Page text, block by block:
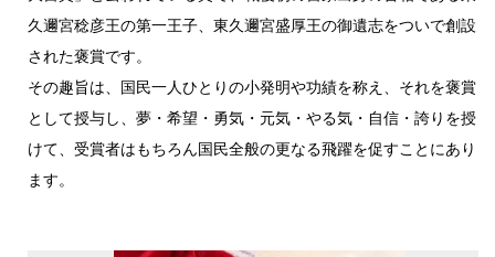
久邇宮稔彦王の第一王子、東久邇宮盛厚王の御遺志をついで創設
された褒賞です。
その趣旨は、国民一人ひとりの小発明や功績を称え、それを褒賞
として授与し、夢・希望・勇気・元気・やる気・自信・誇りを授
けて、受賞者はもちろん国民全般の更なる飛躍を促すことにあり
ます。